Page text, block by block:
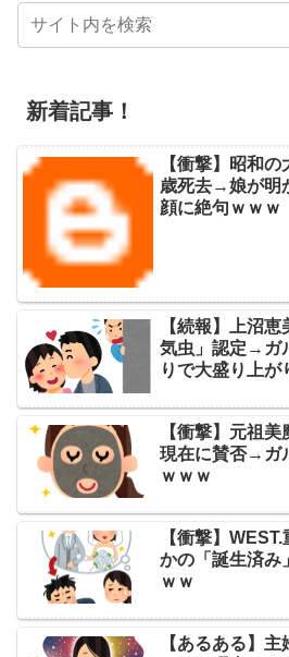
新着記事！
【衝撃】昭和
歳死去→娘が明
顔に絶句ｗｗｗ
【続報】上沼
気虫」認定→ガ
りで大盛り上が
【衝撃】元祖
現在に賛否→ガ
ｗｗｗ
【衝撃】
かの「誕生済み
ｗｗ
【あるある】